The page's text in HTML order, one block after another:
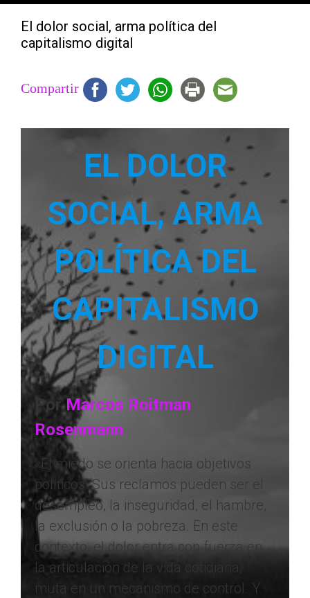
El dolor social, arma política del
capitalismo digital
Compartir
EL DOLOR
SOCIAL, ARMA
POLÍTICA DEL
CAPITALISMO
DIGITAL
PorMarcos Roitman
Rosenmann
«El miedo se orienta hacia objetivos
políticos. Sus reclamos pueden ser el
desempleo, la inseguridad, el hambre,
la exclusión o la pobreza. En este
contexto, el dolor entra con fuerza en
la articulación de la vida cotidiana,
muta en un mecanismo de control. Y